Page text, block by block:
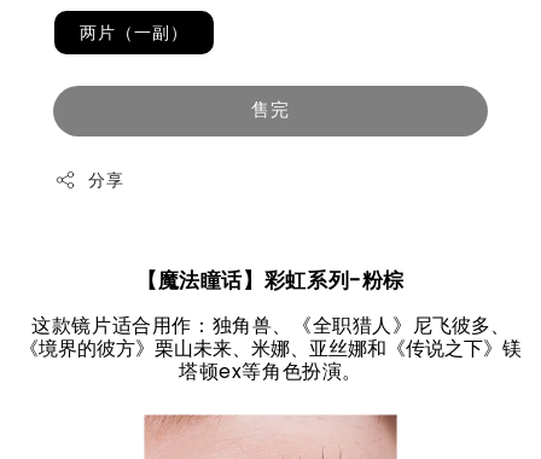
两片（一副）
售完
分享
【魔法瞳话】彩虹系列-粉棕
这款镜片适合用作：独角兽、《全职猎人》
尼飞彼多、
《境界的彼方》栗山未来、米娜、亚丝娜和《传说之下》 镁
塔顿ex等角色扮演。